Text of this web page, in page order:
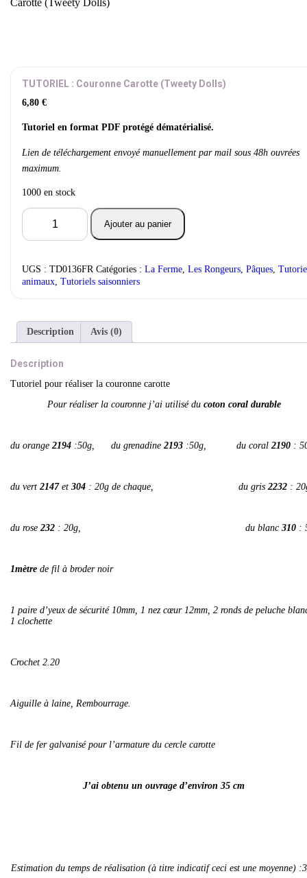
TUTORIEL : Couronne Carotte (Tweety Dolls)
6,80 €
Tutoriel en format PDF protégé dématérialisé.
Lien de téléchargement envoyé manuellement par mail sous 48h ouvrées
maximum.
1000 en stock
quantité
TUTORIEL
Carotte
(Tweety
Ajouter au panier
UGS : TD0136FR Catégories : La Ferme Les Rongeurs Pâques
animaux Tutoriels saisonniers
Description Avis (0)
Description
Tutoriel pour réaliser la couronne carotte
Pour réaliser la couronne j’ai utilisédu coton coral durable
du orange 2194 :50g, du grenadine 2193 :50g, du coral 2190 :
du vert 2147et 304 : 20g de chaque, du gris 2232 :
du rose 232 : 20g, du blanc 310 :
1mètre de fil à broder noir
1 paire d’yeux de sécurité 10mm, 1 nez cœur 12mm, 2 ronds de peluche
1 clochette
Crochet 2.20
Aiguille à laine, Rembourrage.
Fil de fer galvanisé pour l’armature du cercle carotte
J’ai obtenu un ouvrage d’environ 35 cm
Estimation du temps de réalisation (à titre indicatif ceci est une moyenne)